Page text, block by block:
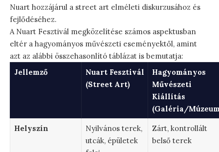
Nuart hozzájárul a street art elméleti diskurzusához és
fejlődéséhez.
A Nuart Fesztivál megközelítése számos aspektusban
eltér a hagyományos művészeti eseményektől, amint
azt az alábbi összehasonlító táblázat is bemutatja:
Jellemző
Nuart Fesztivál
(Street Art)
Hagyományos
Művészeti
Kiállítás
(Galéria/
Helyszín
Nyilvános terek,
utcák, épületek
Zárt, kontrollált
belső terek